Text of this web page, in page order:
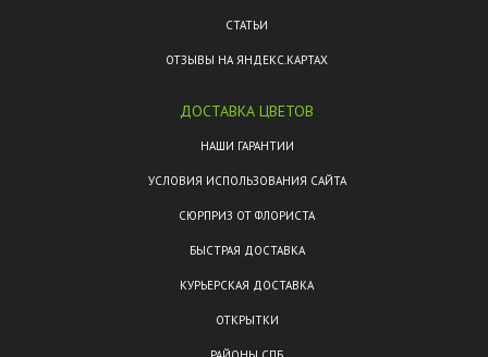
СТАТЬИ
ОТЗЫВЫ НА ЯНДЕКС.КАРТАХ
ДОСТАВКА ЦВЕТОВ
НАШИ ГАРАНТИИ
УСЛОВИЯ ИСПОЛЬЗОВАНИЯ САЙТА
СЮРПРИЗ ОТ ФЛОРИСТА
БЫСТРАЯ ДОСТАВКА
КУРЬЕРСКАЯ ДОСТАВКА
ОТКРЫТКИ